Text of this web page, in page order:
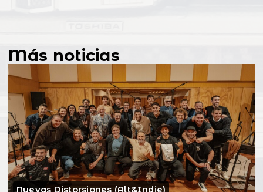
Más noticias
Nuevas Distorsiones (Alt&Indie)